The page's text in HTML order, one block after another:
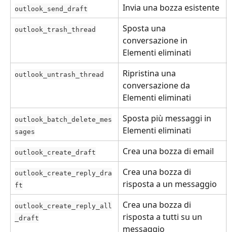
outlook_send_draft Invia una bozza esistente
outlook_trash_thread
Sposta una
conversazione in
Elementi eliminati
outlook_untrash_thread
Ripristina una
conversazione da
Elementi eliminati
outlook_batch_delete_mes
sages
Sposta più messaggi in
Elementi eliminati
outlook_create_draft Crea una bozza di email
outlook_create_reply_dra
ft
Crea una bozza di
risposta a un messaggio
outlook_create_reply_all
_draft
Crea una bozza di
risposta a tutti su un
messaggio